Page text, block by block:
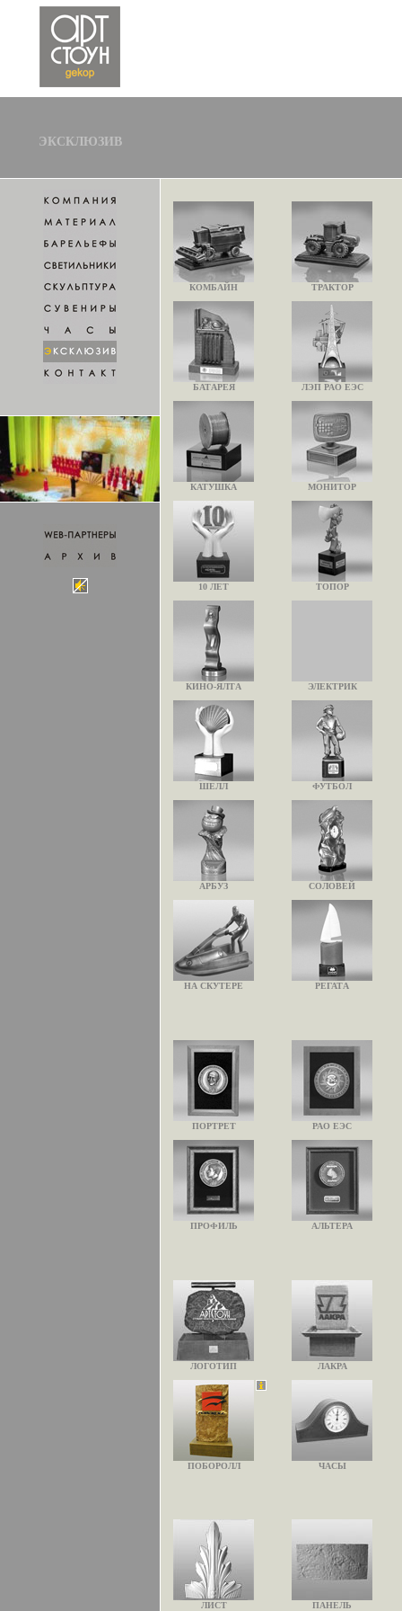
ЭКСКЛЮЗИВ
КОМБАЙН ТРАКТОР
БАТАРЕЯ ЛЭП РАО ЕЭС
КАТУШКА МОНИТОР
10 ЛЕТ ТОПОР
КИНО-ЯЛТА ЭЛЕКТРИК
ШЕЛЛ ФУТБОЛ
АРБУЗ СОЛОВЕЙ
НА СКУТЕРЕ РЕГАТА
ПОРТРЕТ РАО ЕЭС
ПРОФИЛЬ АЛЬТЕРА
ЛОГОТИП ЛАКРА
ПОБОРОЛЛ ЧАСЫ
ЛИСТ ПАНЕЛЬ